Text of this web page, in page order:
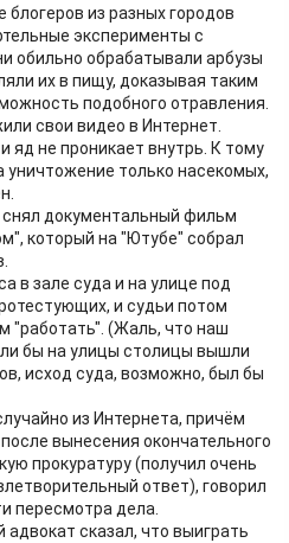
из разных городов
эксперименты с
обильно обрабатывали арбузы
их в пищу, доказывая таким
подобного отравления.
свои видео в Интернет.
яд не проникает внутрь. К тому
уничтожение только насекомых,
документальный фильм
который на "Ютубе" собрал
в зале суда и на улице под
и судьи потом
"работать". (Жаль, что наш
бы на улицы столицы вышли
исход суда, возможно, был бы
из Интернета, причём
вынесения окончательного
прокуратуру (получил очень
ответ), говорил
пересмотра дела.
сказал, что выиграть